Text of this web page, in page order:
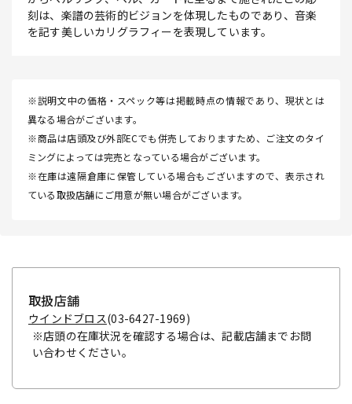
刻は、楽譜の芸術的ビジョンを体現したものであり、音楽
を記す美しいカリグラフィーを表現しています。
※説明文中の価格・スペック等は掲載時点の情報であり、現状とは
異なる場合がございます。
※商品は店頭及び外部ECでも併売しておりますため、ご注文のタイ
ミングによっては完売となっている場合がございます。
※在庫は遠隔倉庫に保管している場合もございますので、表示され
ている取扱店舗にご用意が無い場合がございます。
取扱店舗
ウインドブロス(03-6427-1969)
※店頭の在庫状況を確認する場合は、記載店舗までお問
い合わせください。